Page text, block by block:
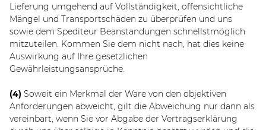
Lieferung umgehend auf Vollständigkeit, offensichtliche
Mängel und Transportschäden zu überprüfen und uns
sowie dem Spediteur Beanstandungen schnellstmöglich
mitzuteilen. Kommen Sie dem nicht nach, hat dies keine
Auswirkung auf Ihre gesetzlichen
Gewährleistungsansprüche.
(4) Soweit ein Merkmal der Ware von den objektiven
Anforderungen abweicht, gilt die Abweichung nur dann als
vereinbart, wenn Sie vor Abgabe der Vertragserklärung